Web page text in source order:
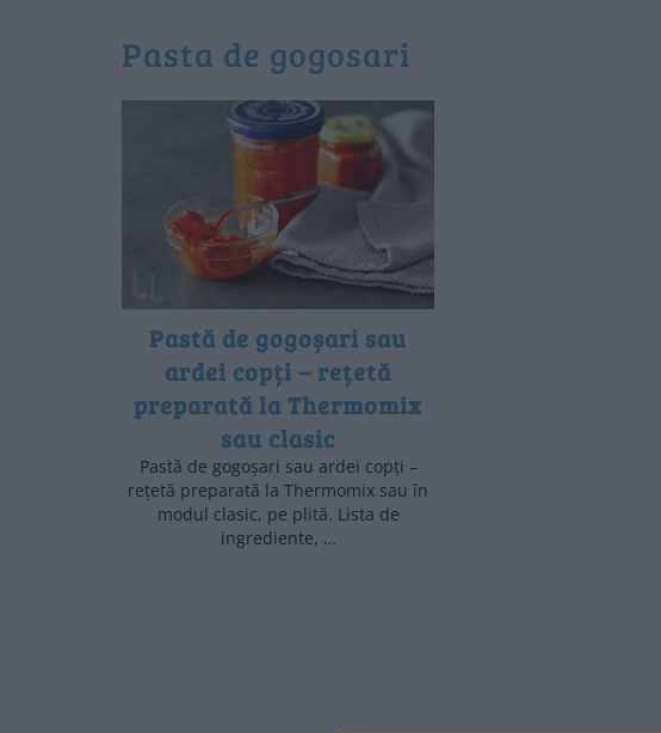
pasta de gogosari
Pastă de gogoșari sau
ardei copți – rețetă
preparată la Thermomix
sau clasic
Pastă de gogoșari sau ardei copți –
rețetă preparată la Thermomix sau în
modul clasic, pe plită. Lista de
ingrediente, …